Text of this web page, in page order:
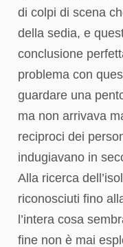
di colpi di scena
della sedia, e
conclusione
problema con
guardare una
ma non arrivava
reciproci dei
indugiavano in
Alla ricerca
riconosciuti fino
l’intera cosa
fine non è mai